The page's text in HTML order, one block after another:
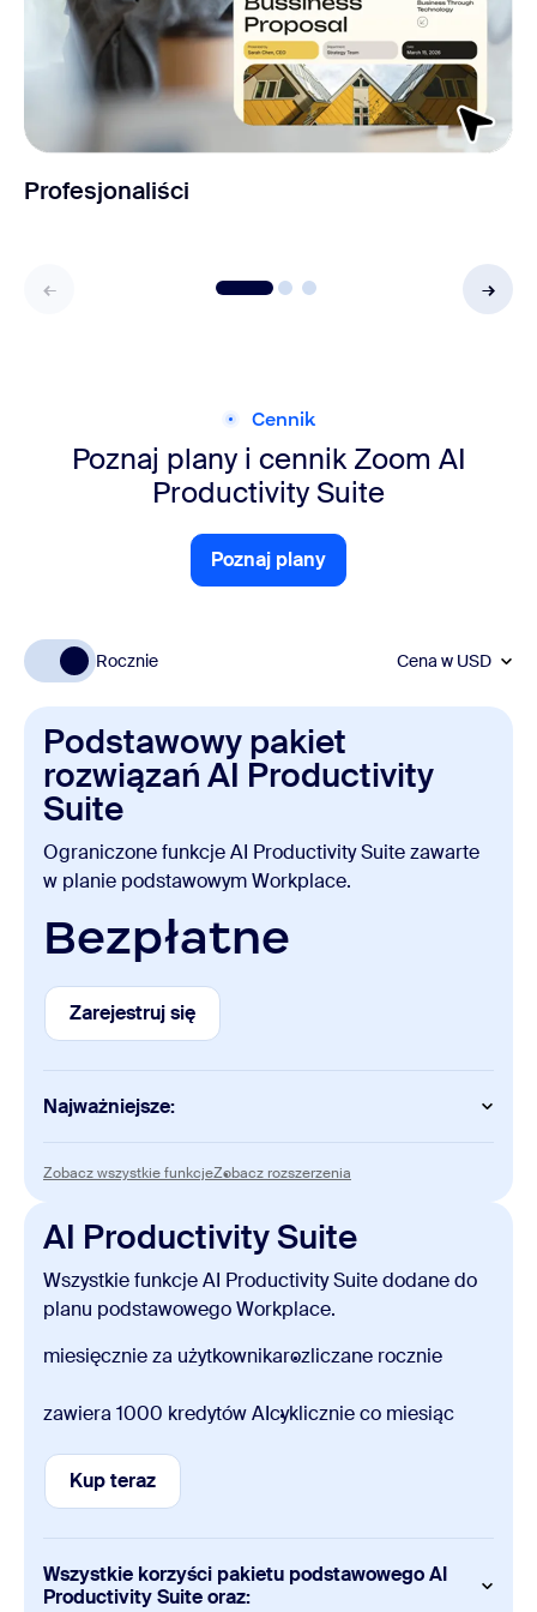
Profesjonaliści
Cennik
Poznaj plany i cennik Zoom AI
Productivity Suite
Poznaj plany
Poznaj plany
Rocznie Cena w USD
Podstawowy pakiet
rozwiązań AI Productivity
Suite
Ograniczone funkcje AI Productivity Suite zawarte
w planie podstawowym Workplace.
Bezpłatne
Zarejestruj się
Zarejestruj się
Najważniejsze:
Sheets
Tworzenie i edytowanie ręczne bez ograniczeń
Paper
3 dokumenty tworzone przez AI miesięcznie
Tworzenie i edytowanie ręczne bez ograniczeń
1000 wierszy na tabelę danych
Dodatkowe funkcje
7–dniowa historia wersji
Zobacz wszystkie funkcjeZobacz wszystkie funkcje
Zobacz rozszerzenia
AI Productivity Suite
Wszystkie funkcje AI Productivity Suite dodane do
planu podstawowego Workplace.
miesięcznie za użytkownikarozliczane rocznie
zawiera 1000 kredytów AIcyklicznie co miesiąc
Kup teraz
Kup teraz
Wszystkie korzyści pakietu podstawowego AI
Productivity Suite oraz: